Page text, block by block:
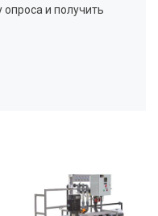
и получить